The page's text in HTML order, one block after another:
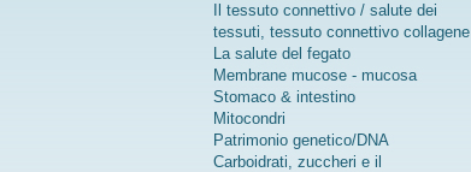
Il tessuto connettivo / salute dei
tessuti, tessuto connettivo collagene
La salute del fegato
Membrane mucose - mucosa
Stomaco & intestino
Mitocondri
Patrimonio genetico/DNA
Carboidrati, zuccheri e il